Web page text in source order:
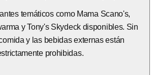
temáticos como Mama Scano's,
y Tony's Skydeck disponibles. Sin
y las bebidas externas están
prohibidas.